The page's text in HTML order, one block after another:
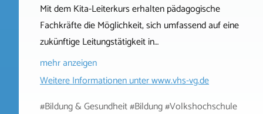
Mit dem Kita-Leiterkurs erhalten pädagogische
Fachkräfte die Möglichkeit, sich umfassend auf eine
zukünftige Leitungstätigkeit in…
mehr anzeigen
Weitere Informationen unterwww.vhs-vg.de
#Bildung & Gesundheit #Bildung #Volkshochschule